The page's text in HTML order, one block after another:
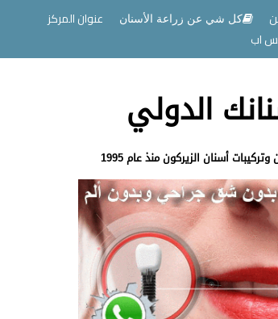
كل شي عن زراعة الأسنان
عنوان المركز
اب
الدولي
أسنان الزيركون منذ عام 1995